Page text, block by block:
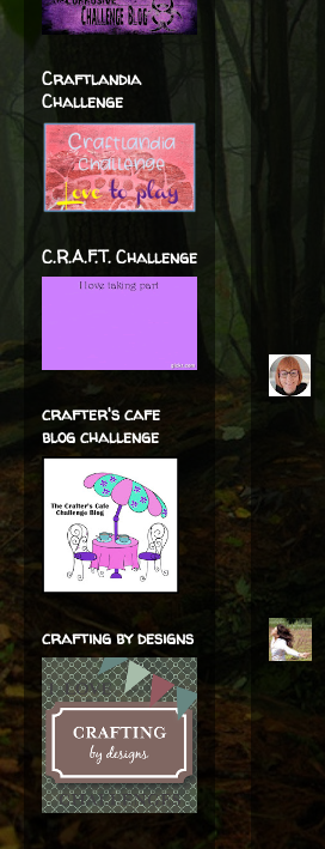
Craftlandia
Challenge
C.R.A.F.T. Challenge
crafter's cafe
blog challenge
crafting by designs